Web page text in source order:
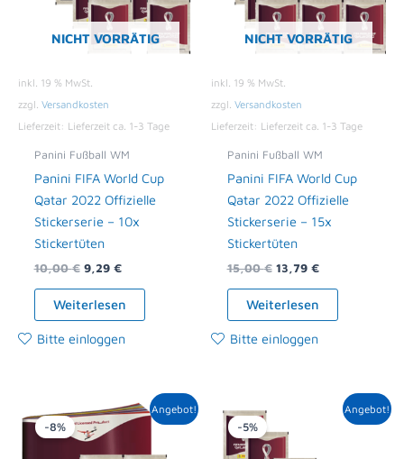
NICHT VORRÄTIG
inkl. 19 % MwSt.
zzgl. Versandkosten
Lieferzeit: Lieferzeit ca. 1-3 Tage
Panini Fußball WM
Panini FIFA World Cup
Qatar 2022 Offizielle
Stickerserie – 10x
Stickertüten
10,00€ 9,29 €
Weiterlesen
Bitte einloggen
NICHT VORRÄTIG
inkl. 19 % MwSt.
zzgl. Versandkosten
Lieferzeit: Lieferzeit ca. 1-3 Tage
Panini Fußball WM
Panini FIFA World Cup
Qatar 2022 Offizielle
Stickerserie – 15x
Stickertüten
15,00€ 13,79 €
Weiterlesen
Bitte einloggen
Angebot!
-8%
Ursprünglicher
Preis
war:
Aktueller
Preis
Angebot!
-5%
Ursprünglicher
war:
5,00 €
Aktueller